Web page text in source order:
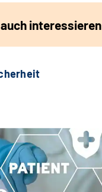
interessieren